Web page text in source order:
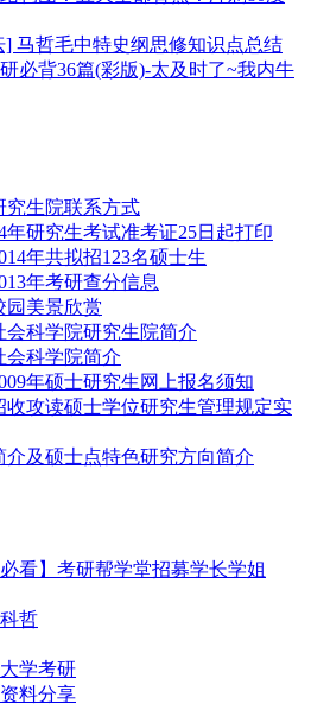
] 马哲毛中特史纲思修知识点总结
必背36篇(彩版)-太及时了~我内牛
究生院联系方式
年研究生考试准考证25日起打印
年共拟招123名硕士生
年考研查分信息
园美景欣赏
会科学院研究生院简介
会科学院简介
年硕士研究生网上报名须知
收攻读硕士学位研究生管理规定实
介及硕士点特色研究方向简介
必看】考研帮学堂招募学长学姐
哲
学考研
料分享